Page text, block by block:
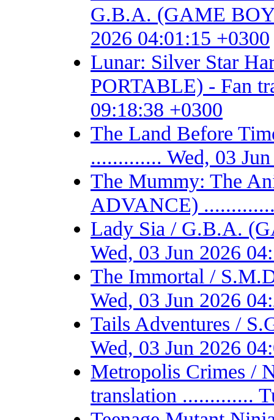
G.B.A. (GAME
2026 04:01:15 +0300
Lunar: Silver Star
PORTABLE) - Fan
09:18:38 +0300
The Land Before
............. Wed, 03
The Mummy: The
ADVANCE)
Lady Sia / G.B.A.
Wed, 03 Jun 2026
The Immortal /
Wed, 03 Jun 2026
Tails Adventures /
Wed, 03 Jun 2026
Metropolis Crimes /
translation .............